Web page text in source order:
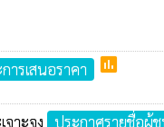
ารเสนอราคา poll
าะจง ประกาศรายชื่อผู้